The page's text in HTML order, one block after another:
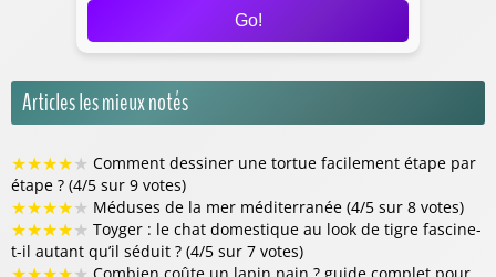
Go!
Articles les mieux notés
★★★★★ Comment dessiner une tortue facilement étape par
étape ? (4/5 sur 9 votes)
★★★★★ Méduses de la mer méditerranée (4/5 sur 8 votes)
★★★★★ Toyger : le chat domestique au look de tigre fascine-
t-il autant qu’il séduit ? (4/5 sur 7 votes)